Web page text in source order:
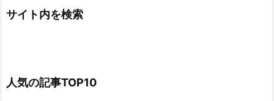
サイト内を検索
人気の記事TOP10